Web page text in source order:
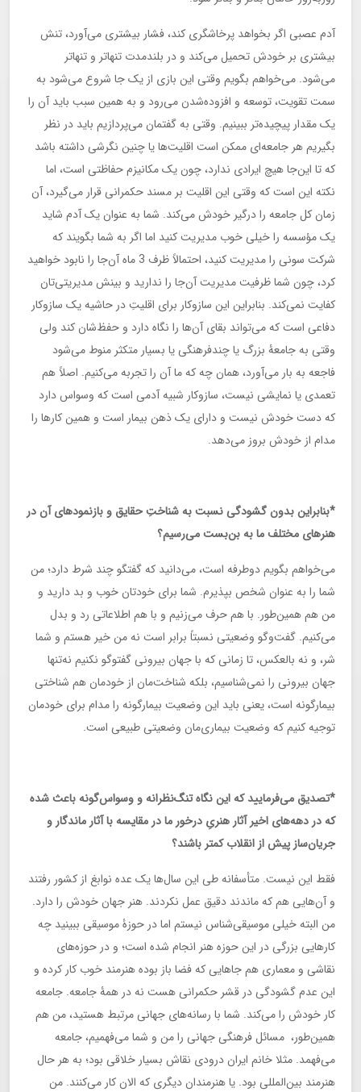
آدم عصبی اگر بخواهد پرخاشگری کند، فشار بیشتری می‌آورد، تنش
بیشتری بر خودش تحمیل می‌کند و در بلندمدت تنها‌تر و تنها‌تر
می‌شود. می‌خواهم بگویم وقتی این بازی از یک جا شروع می‌شود به
سمت تقویت، توسعه و افزوده‌شدن می‌رود و به همین سبب باید آن را
یک مقدار پیچیده‌تر ببینیم. وقتی به گفتمان می‌پردازیم باید در نظر
بگیریم هر جامعه‌ای ممکن است اقلیت‌ها یا چنین نگرشی داشته باشد
که تا این‌جا هیچ ایرادی ندارد، چون یک مکانیزم حفاظتی است، اما
نکته این است که وقتی این اقلیت بر مسند حکمرانی قرار می‌گیرد، آن
زمان کل جامعه را درگیر خودش می‌کند. شما به عنوان یک آدم شاید
یک مؤسسه را خیلی خوب مدیریت کنید اما اگر به شما بگویند که
شرکت سونی را مدیریت کنید، احتمالاً ظرف 3 ماه آن‌جا را نابود خواهید
کرد، چون شما ظرفیت مدیریت آن‌جا را ندارید و بینش مدیریتی‌تان
کفایت نمی‌کند. بنابراین این سازوکار برای اقلیتِ در حاشیه یک سازوکار
دفاعی است که می‌تواند بقای آن‌ها را نگاه دارد و حفظ‌شان کند ولی
وقتی به جامعۀ‌ بزرگ یا چندفرهنگی یا بسیار متکثر منوط می‌شود
فاجعه به بار می‌آورد، همان چه که ما آن را تجربه می‌کنیم. اصلاً هم
تعمدی یا نمایشی نیست، سازوکار شبیه آدمی است که وسواس دارد
که دست خودش نیست و دارای یک ذهن بیمار است و همین کارها را
مدام از خودش بروز می‌دهد.
*بنابراین بدون گشودگی نسبت به شناختِ حقایق و بازنمودهای آن در
هنرهای مختلف ما به بن‌بست می‌رسیم؟
می‌خواهم بگویم دوطرفه است، می‌دانید که گفتگو چند شرط دارد؛ من
شما را به عنوان شخص بپذیرم. شما برای خودتان خوب و بد دارید و
من هم همین‌طور. با هم حرف می‌زنیم و با هم اطلاعاتی رد و بدل
می‌کنیم. گفت‌وگو وضعیتی نسبتاً برابر است نه من خیر هستم و شما
شر، و نه بالعکس، تا زمانی که با جهان بیرونی گفت‎وگو نکنیم نه‌تنها
جهان بیرونی را نمی‌شناسیم، بلکه شناخت‌مان از خودمان هم شناختی
بیمارگونه است، یعنی باید این وضعیت بیمارگونه را مدام برای خودمان
توجیه کنیم که وضعیت بیماری‌مان وضعیتی طبیعی است.
*تصدیق می‌فرمایید که این نگاه تنگ‌نظرانه و وسواس‌گونه باعث شده
که در دهه‌های اخیر آثار هنریِ درخور ما در مقایسه با آثار ماندگار و
جریان‌ساز پیش از انقلاب کمتر باشند؟
فقط این نیست. متأسفانه طی این سال‌ها یک عده نوابغ از کشور رفتند
و آن‌هایی هم که ماندند دقیق عمل نکردند. هنر جهان خودش را دارد.
من البته خیلی موسیقی‌شناس نیستم اما در حوزۀ موسیقی ببینید چه
کارهایی بزرگی در این حوزه هنر انجام شده‌ است؛ و در حوزه‌های
نقاشی و معماری هم جاهایی که فضا باز بوده هنرمند خوب کار کرده و
این عدم گشودگی در قشر حکمرانی هست نه در همۀ جامعه. جامعه
کار خودش را می‌کند. شما با رسانه‌های جهانی مرتبط هستید، من هم
همین‌طور، مسائل فرهنگی جهانی را من و شما می‌فهمیم، جامعه
می‌فهمد. مثلا خانم ایران درودی نقاش بسیار خلاقی بود؛ به هر حال
هنرمند بین‌المللی بود. یا هنرمندان دیگری که الان کار می‌کنند. من